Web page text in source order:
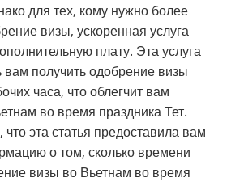
для тех, кому нужно более
визы, ускоренная услуга
плату. Эта услуга
получить одобрение визы
часа, что облегчит вам
во время праздника Тет.
эта статья предоставила вам
о том, сколько времени
визы во Вьетнам во время